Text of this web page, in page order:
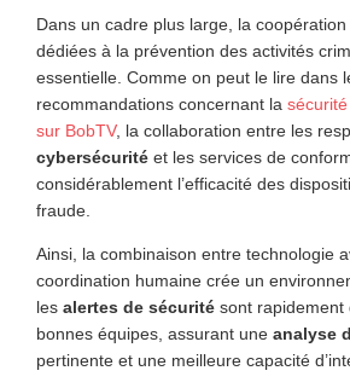
Dans un cadre plus large, la
dédiées à la prévention des activités
essentielle. Comme on peut le lire dans
recommandations concernant la
sur BobTV, la collaboration entre les
cybersécurité et les services de
considérablement l’efficacité des
fraude.
Ainsi, la combinaison entre technologie
coordination humaine crée un
les alertes de sécurité sont rapidement
bonnes équipes, assurant une analyse
pertinente et une meilleure capacité